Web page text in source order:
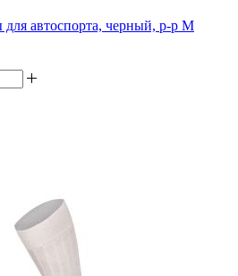
автоспорта, черный, р-р M